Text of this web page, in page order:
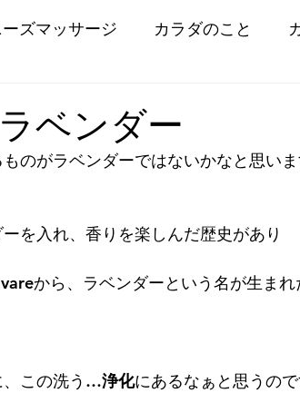
ズマッサージ カラダのこと
ミ お知らせ お知らせ プラ
題のカテゴリー
ベンダー
のがラベンダーではないかなと思い
を入れ、香りを楽しんだ歴史があり
から、ラベンダーという名が生ま
、この洗う…浄化にあるなぁと思うので